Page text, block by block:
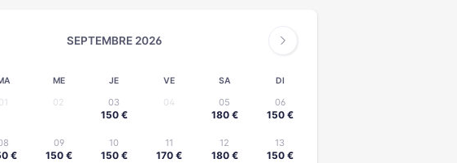
SEPTEMBRE 2026
ME JE VE SA DI
01 02 03
150 €
04 05
180 €
06
150 €
€
09
150 €
10
150 €
11
170 €
12
180 €
13
150 €